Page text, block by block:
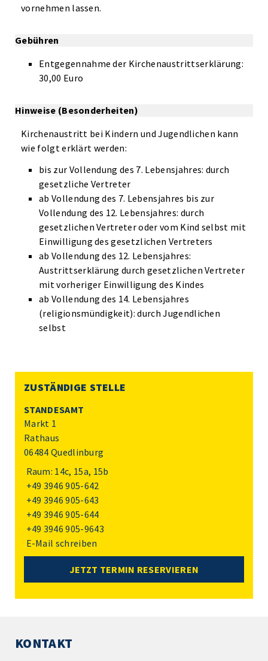
vornehmen lassen.
Gebühren
Entgegennahme der Kirchenaustrittserklärung:
30,00 Euro
Hinweise (Besonderheiten)
Kirchenaustritt bei Kindern und Jugendlichen kann
wie folgt erklärt werden:
bis zur Vollendung des 7. Lebensjahres: durch
gesetzliche Vertreter
ab Vollendung des 7. Lebensjahres bis zur
Vollendung des 12. Lebensjahres: durch
gesetzlichen Vertreter oder vom Kind selbst mit
Einwilligung des gesetzlichen Vertreters
ab Vollendung des 12. Lebensjahres:
Austrittserklärung durch gesetzlichen Vertreter
mit vorheriger Einwilligung des Kindes
ab Vollendung des 14. Lebensjahres
(religionsmündigkeit): durch Jugendlichen
selbst
ZUSTÄNDIGE STELLE
STANDESAMT
Markt 1
Rathaus
06484 Quedlinburg
Raum: 14c, 15a, 15b
+49 3946 905-642
+49 3946 905-643
+49 3946 905-644
+49 3946 905-9643
E-Mail schreiben
JETZT TERMIN RESERVIEREN
KONTAKT